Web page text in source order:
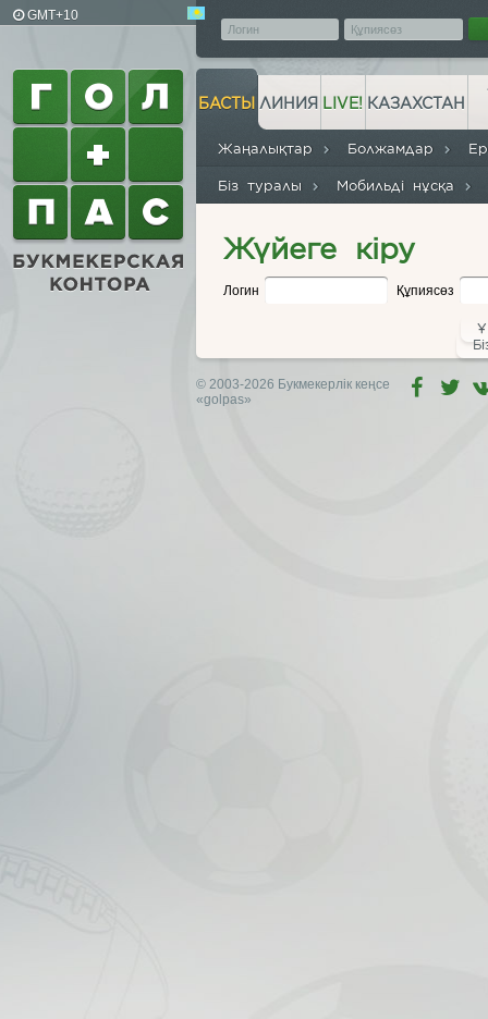
GMT+10
БАСТЫ
Жаңалықтар Болжамдар
Біз туралы Мобильді нұсқа
ЛИНИЯ LIVE! КАЗАХСТАН
Жүйеге кіру
Логин Құпиясөз
© 2003-2026 Букмекерлік кеңсе
«golpas»